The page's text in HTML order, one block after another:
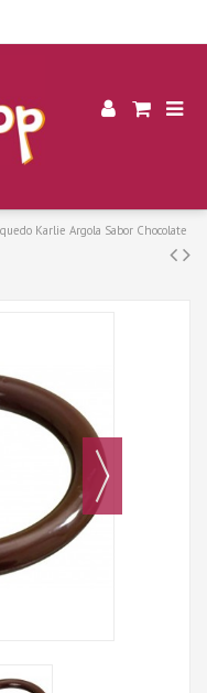
Karlie Argola Sabor Chocolate